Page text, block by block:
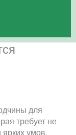
для
требует не
ярких умов,